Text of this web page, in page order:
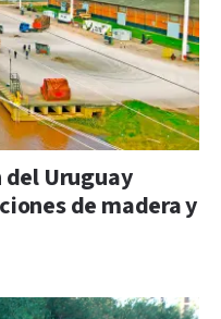
del Uruguay
de madera y